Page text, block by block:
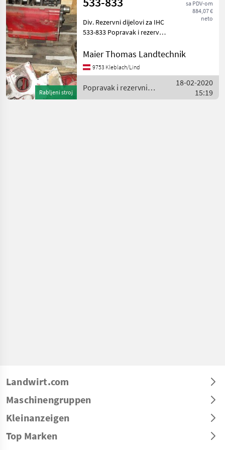
Marketplace
Ponude
trgovaca
Mali
Rabljeni stroj
sa PDV-om
884,07 €
neto
Div. Rezervni dijelovi za IHC
533-833 Popravak i rezervni
traktore
Maier Thomas Landtechnik
9753 Kleblach/Lind
Popravak i rezervni
dijelovi / Case IH
18-02-2020
15:19
Landwirt.com
Maschinengruppen
Kleinanzeigen
Top Marken